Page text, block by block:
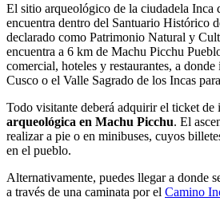
El sitio arqueológico de la ciudadela Inca
encuentra dentro del Santuario Histórico
declarado como Patrimonio Natural y
encuentra a 6 km de Machu Picchu
comercial, hoteles y restaurantes, a donde
Cusco o el Valle Sagrado de los Incas
Todo visitante deberá adquirir el ticket de
arqueológica en Machu Picchu. El
realizar a pie o en minibuses, cuyos
en el pueblo.
Alternativamente, puedes llegar a donde
a través de una caminata por el Camino